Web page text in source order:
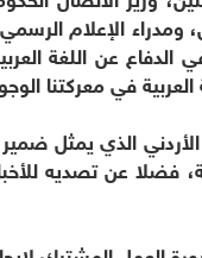
ومدراء الإعلام
الدفاع عن اللغة
في معركتنا
الأردني الذي يمثل
فضلا عن تصديه